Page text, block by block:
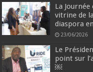
La
vitrine de
diaspora
23/06/2026
Le
point sur
￼